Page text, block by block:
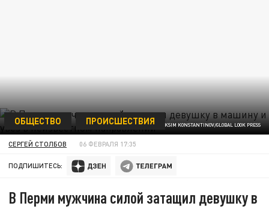
MAKSIM KONSTANTINOV/GLOBAL LOOK PRESS
ОБЩЕСТВО ПРОИСШЕСТВИЯ
СЕРГЕЙ СТОЛБОВ 06 ФЕВРАЛЯ 17:35
ПОДПИШИТЕСЬ:
В Перми мужчина силой затащил девушку в